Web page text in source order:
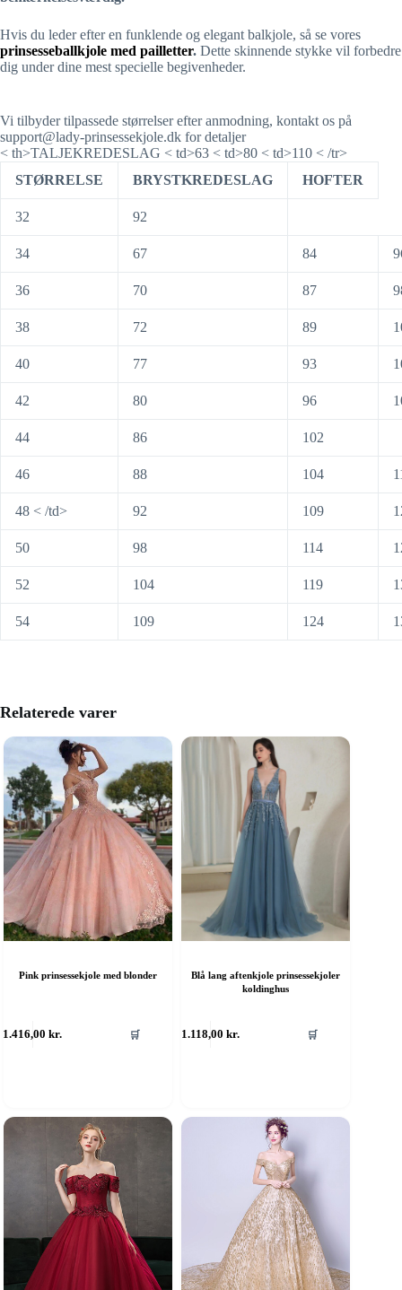
Hvis du leder efter en funklende og elegant balkjole, så se vores
prinsesseballkjole med pailletter. Dette skinnende stykke vil forbedre
dig under dine mest specielle begivenheder.
Vi tilbyder tilpassede størrelser efter anmodning, kontakt os på
support@lady-prinsessekjole.dk for detaljer
< th>TALJEKREDESLAG < td>63 < td>80 < td>110 < /tr>
STØRRELSE
BRYSTKREDESLAG HOFTER
32 92
34 67 84
36 70 87
38 72 89
40 77 93
42 80 96
44 86 102
46 88 104
48 < /td> 92 109
50 98 114
52 104 119
54 109 124
Relaterede varer
Pink prinsessekjole med blonder
1.416,00kr. 🛒
Blå lang aftenkjole prinsessekjoler
koldinghus
1.118,00 kr. 🛒
vare
kan